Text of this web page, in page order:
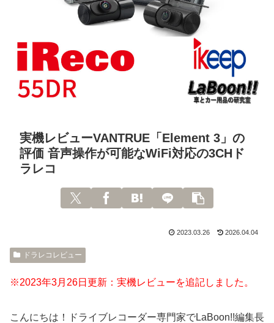
実機レビューVANTRUE「Element 3」の
評価 音声操作が可能なWiFi対応の3CHド
ラレコ
2023.03.26 2026.04.04
ドラレコレビュー
※2023年3月26日更新：実機レビューを追記しました。
こんにちは！ドライブレコーダー専門家でLaBoon!!編集長